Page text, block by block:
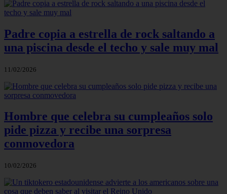
Padre copia a estrella de rock saltando a
una piscina desde el techo y sale muy mal
11/02/2026
Hombre que celebra su cumpleaños solo
pide pizza y recibe una sorpresa
conmovedora
10/02/2026